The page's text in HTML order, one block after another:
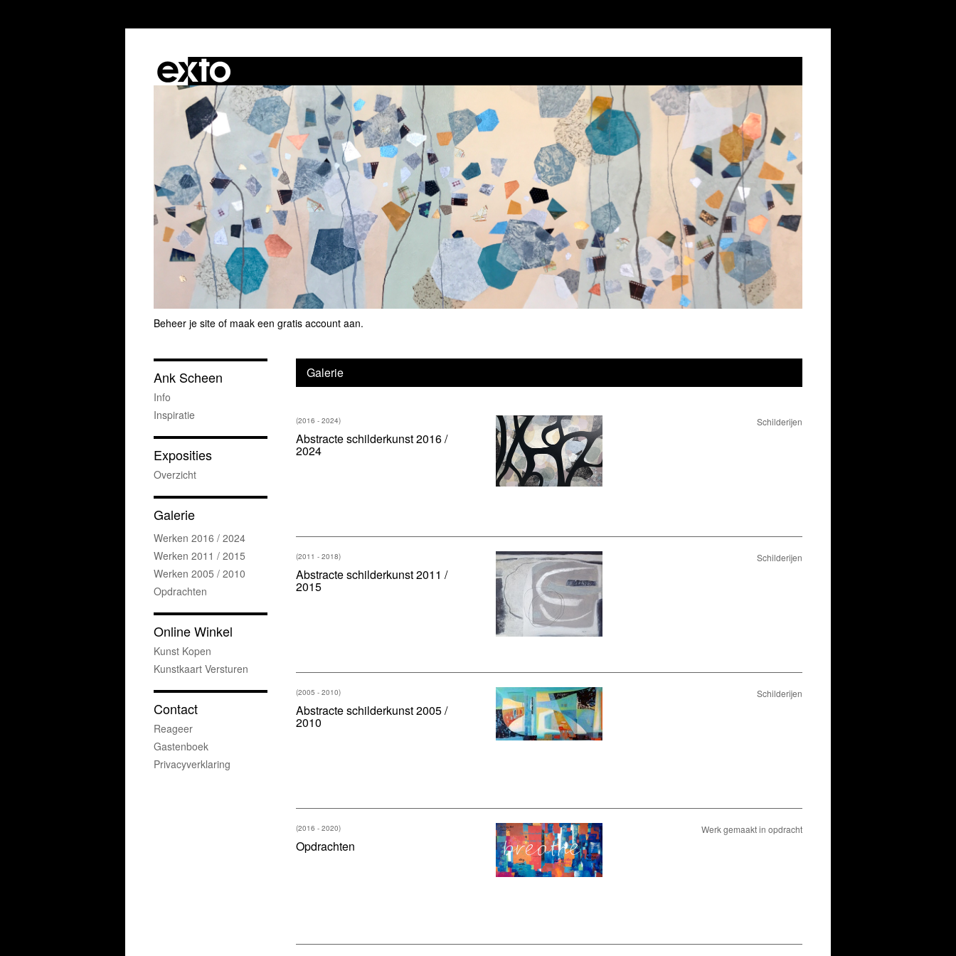
Beheer je site of maak een gratis account aan.
Galerie
Abstracte schilderkunst 2016 /
2024
(2016 - 2024) Schilderijen
Abstracte schilderkunst 2011 /
2015
(2011 - 2018) Schilderijen
Abstracte schilderkunst 2005 /
2010
(2005 - 2010) Schilderijen
Opdrachten
(2016 - 2020) Werk gemaakt in opdracht
Ank Scheen
Info
Inspiratie
Exposities
Overzicht
Galerie
Werken 2016 / 2024
Werken 2011 / 2015
Werken 2005 / 2010
Opdrachten
Online Winkel
Kunst Kopen
Kunstkaart Versturen
Contact
Reageer
Gastenboek
Privacyverklaring